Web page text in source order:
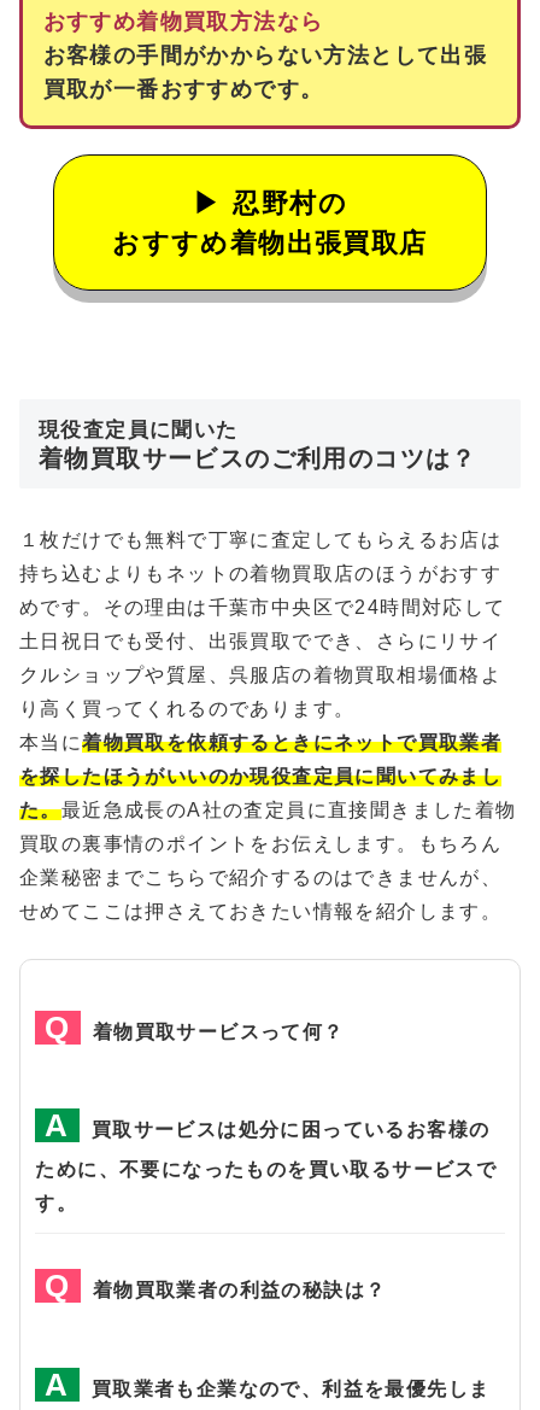
おすすめ着物買取方法なら
お客様の手間がかからない方法として出張
買取が一番おすすめです。
忍野村の
おすすめ着物出張買取店
現役査定員に聞いた
着物買取サービスのご利用のコツは？
１枚だけでも無料で丁寧に査定してもらえるお店は
持ち込むよりもネットの着物買取店のほうがおすす
めです。その理由は千葉市中央区で24時間対応して
土日祝日でも受付、出張買取ででき、さらにリサイ
クルショップや質屋、呉服店の着物買取相場価格よ
り高く買ってくれるのであります。
本当に着物買取を依頼するときにネットで買取業者
を探したほうがいいのか現役査定員に聞いてみまし
た。最近急成長のA社の査定員に直接聞きました着物
買取の裏事情のポイントをお伝えします。もちろん
企業秘密までこちらで紹介するのはできませんが、
せめてここは押さえておきたい情報を紹介します。
着物買取サービスって何？
買取サービスは処分に困っているお客様の
ために、不要になったものを買い取るサービスで
す。
着物買取業者の利益の秘訣は？
買取業者も企業なので、利益を最優先しま